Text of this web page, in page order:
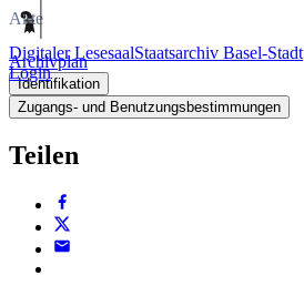
Digitaler LesesaalStaatsarchiv Basel-Stadt
Login
Akte
Archivplan
Identifikation
Zugangs- und Benutzungsbestimmungen
Teilen